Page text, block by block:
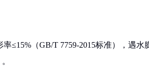
≤15%（GB/T 7759-2015标准），遇水